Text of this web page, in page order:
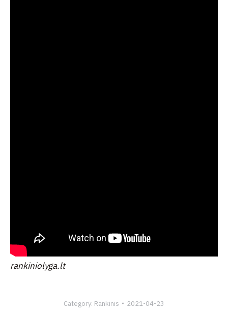
rankiniolyga.lt
Category: Rankinis 2021-04-23